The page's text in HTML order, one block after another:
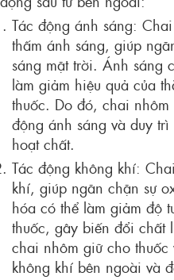
Tác động ánh sáng:
thấm ánh sáng, giúp
sáng mặt trời. Ánh sáng
làm giảm hiệu quả của
thuốc. Do đó, chai
động ánh sáng và duy
hoạt chất.
Tác động không khí:
khí, giúp ngăn chặn sự
hóa có thể làm giảm độ
thuốc, gây biến đổi chất
chai nhôm giữ cho
không khí bên ngoài và